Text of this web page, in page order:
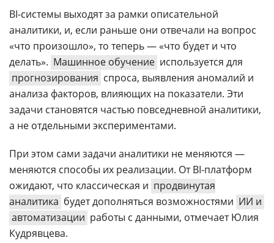
BI-системы выходят за рамки описательной
аналитики, и, если раньше они отвечали на вопрос
«что произошло», то теперь — «что будет и что
делать». Машинное обучение используется для
прогнозирования спроса, выявления аномалий и
анализа факторов, влияющих на показатели. Эти
задачи становятся частью повседневной аналитики,
а не отдельными экспериментами.
При этом сами задачи аналитики не меняются —
меняются способы их реализации. От BI-платформ
ожидают, что классическая и продвинутая
аналитика будет дополняться возможностями ИИ и
автоматизации работы с данными, отмечает Юлия
Кудрявцева.